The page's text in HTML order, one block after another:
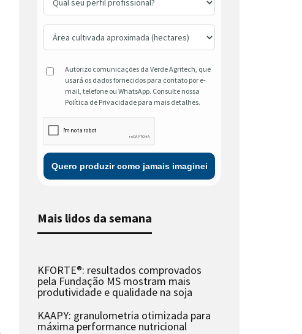
Autorizo comunicações da Verde Agritech, que
usará os dados fornecidos para contato por e-
mail, telefone ou WhatsApp. Consulte nossa
Política de Privacidade para mais detalhes.
Mais lidos da semana
KFORTE®: resultados comprovados
pela Fundação MS mostram mais
produtividade e qualidade na soja
KAAPY: granulometria otimizada para
máxima performance nutricional